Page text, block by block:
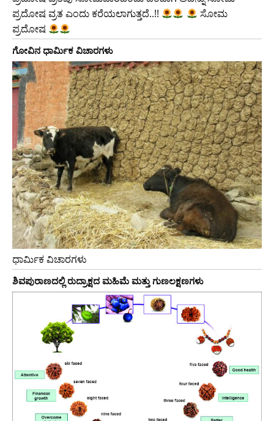
ಪ್ರದೋಷ ವ್ರತ ಎಂದು ಕರೆಯಲಾಗುತ್ತದೆ..!!
ಸೋಮ
ಪ್ರದೋಷ
ಗೋವಿನ ಧಾರ್ಮಿಕ ವಿಚಾರಗಳು
ಧಾರ್ಮಿಕ ವಿಚಾರಗಳು
ಶಿವಪುರಾಣದಲ್ಲಿ ರುದ್ರಾಕ್ಷದ ಮಹಿಮೆ ಮತ್ತು ಗುಣಲಕ್ಷಣಗಳು